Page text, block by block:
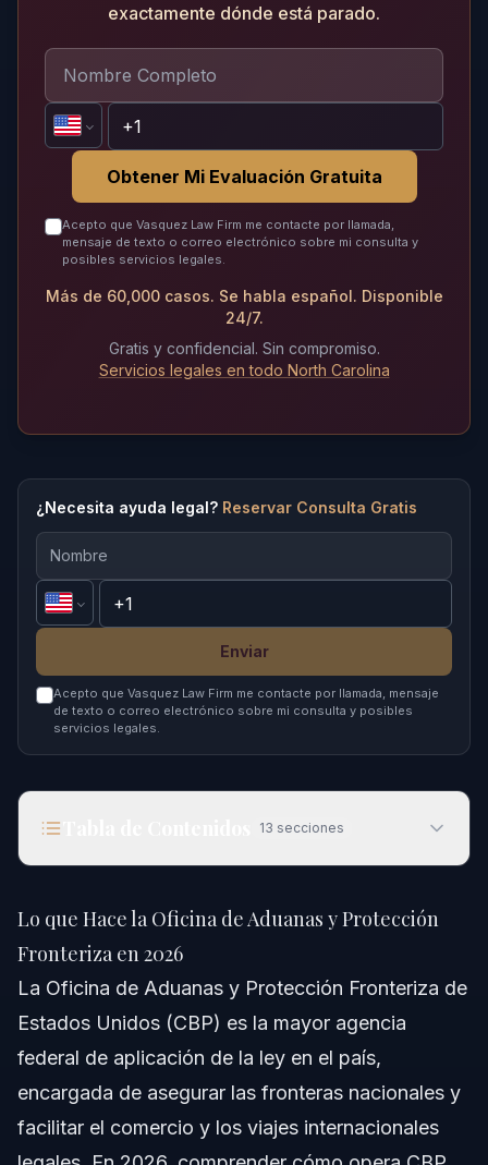
exactamente dónde está parado.
Obtener Mi Evaluación Gratuita
Acepto que Vasquez Law Firm me contacte por llamada,
mensaje de texto o correo electrónico sobre mi consulta y
posibles servicios legales.
Más de 60,000 casos. Se habla español. Disponible
24/7.
Gratis y confidencial. Sin compromiso.
Servicios legales en todo North Carolina
¿Necesita ayuda legal? Reservar Consulta Gratis
Enviar
Acepto que Vasquez Law Firm me contacte por llamada, mensaje
de texto o correo electrónico sobre mi consulta y posibles
servicios legales.
13 secciones
Fronteriza en 2026
Respuesta Rápida
Por Qué es Importante la Oficina de Aduanas y
Protección Fronteriza para Usted
Paso a Paso: Qué Hacer al Interactuar con CBP
Lista de Documentos o Evidencia para
Interacciones con CBP
Lo que Hace la Oficina de Aduanas y Protección
Fronteriza en 2026
La Oficina de Aduanas y Protección Fronteriza de
Estados Unidos (CBP) es la mayor agencia
federal de aplicación de la ley en el país,
encargada de asegurar las fronteras nacionales y
facilitar el comercio y los viajes internacionales